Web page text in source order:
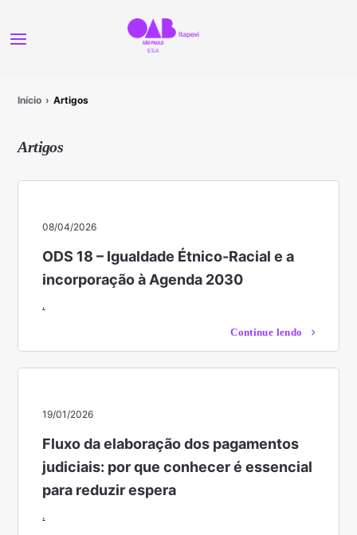
Início Artigos
Artigos
08/04/2026
ODS 18 – Igualdade Étnico-Racial e a
incorporação à Agenda 2030
.
Continue lendo
19/01/2026
Fluxo da elaboração dos pagamentos
judiciais: por que conhecer é essencial
para reduzir espera
.